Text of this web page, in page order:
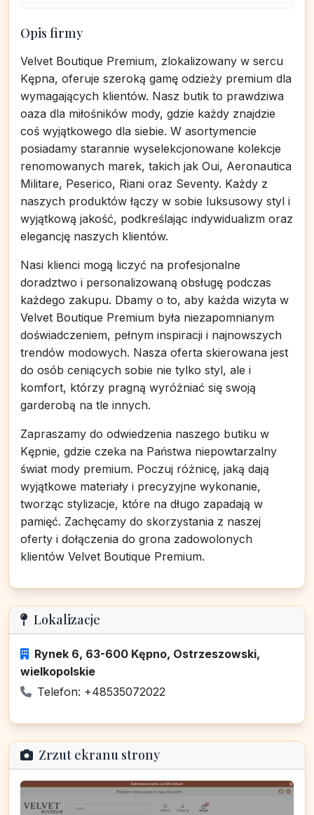
Opis firmy
Velvet Boutique Premium, zlokalizowany w sercu
Kępna, oferuje szeroką gamę odzieży premium dla
wymagających klientów. Nasz butik to prawdziwa
oaza dla miłośników mody, gdzie każdy znajdzie
coś wyjątkowego dla siebie. W asortymencie
posiadamy starannie wyselekcjonowane kolekcje
renomowanych marek, takich jak Oui, Aeronautica
Militare, Peserico, Riani oraz Seventy. Każdy z
naszych produktów łączy w sobie luksusowy styl i
wyjątkową jakość, podkreślając indywidualizm oraz
elegancję naszych klientów.
Nasi klienci mogą liczyć na profesjonalne
doradztwo i personalizowaną obsługę podczas
każdego zakupu. Dbamy o to, aby każda wizyta w
Velvet Boutique Premium była niezapomnianym
doświadczeniem, pełnym inspiracji i najnowszych
trendów modowych. Nasza oferta skierowana jest
do osób ceniących sobie nie tylko styl, ale i
komfort, którzy pragną wyróżniać się swoją
garderobą na tle innych.
Zapraszamy do odwiedzenia naszego butiku w
Kępnie, gdzie czeka na Państwa niepowtarzalny
świat mody premium. Poczuj różnicę, jaką dają
wyjątkowe materiały i precyzyjne wykonanie,
tworząc stylizacje, które na długo zapadają w
pamięć. Zachęcamy do skorzystania z naszej
oferty i dołączenia do grona zadowolonych
klientów Velvet Boutique Premium.
Lokalizacje
Rynek 6, 63-600 Kępno, Ostrzeszowski,
wielkopolskie
Telefon: +48535072022
Zrzut ekranu strony